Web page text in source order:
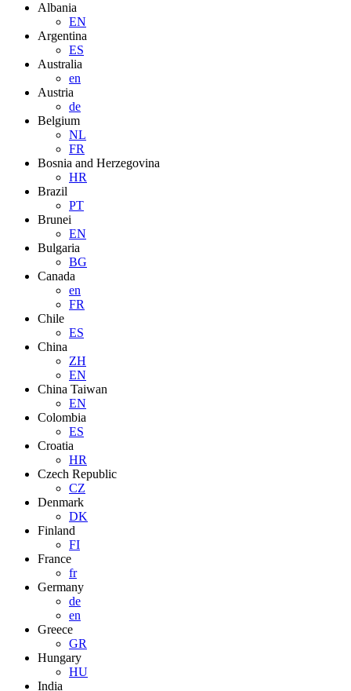
Albania
EN
Argentina
ES
Australia
en
Austria
de
Belgium
NL
FR
Bosnia and Herzegovina
HR
Brazil
PT
Brunei
EN
Bulgaria
BG
Canada
en
FR
Chile
ES
China
ZH
EN
China Taiwan
EN
Colombia
ES
Croatia
HR
Czech Republic
CZ
Denmark
DK
Finland
FI
France
fr
Germany
de
en
Greece
GR
Hungary
HU
India